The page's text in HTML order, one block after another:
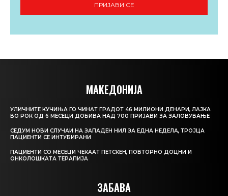
ПРИЈАВИ СЕ
МАКЕДОНИЈА
УЛИЧНИТЕ КУЧИЊА ГО ЧИНАТ ГРАДОТ 46 МИЛИОНИ ДЕНАРИ, ЛАЈКА
ВО РОК ОД 6 МЕСЕЦИ ДОБИВА НАД 700 ПРИЈАВИ ЗА ЗАЛОВУВАЊЕ
СЕДУМ НОВИ СЛУЧАИ НА ЗАПАДЕН НИЛ ЗА ЕДНА НЕДЕЛА, ТРОЈЦА
ПАЦИЕНТИ СЕ ИНТУБИРАНИ
ПАЦИЕНТИ СО МЕСЕЦИ ЧЕКААТ ПЕТСКЕН, ПОВТОРНО ДОЦНИ И
ОНКОЛОШКАТА ТЕРАПИЈА
ЗАБАВА